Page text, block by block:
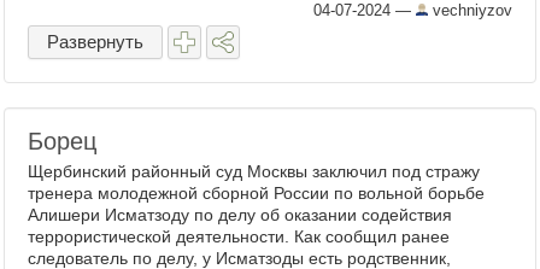
04-07-2024 — vechniyzov
Развернуть
Борец
Щербинский районный суд Москвы заключил под стражу
тренера молодежной сборной России по вольной борьбе
Алишери Исматзоду по делу об оказании содействия
террористической деятельности. Как сообщил ранее
следователь по делу, у Исматзоды есть родственник,